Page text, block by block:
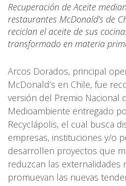
Recuperación de Aceite
restaurantes McDonald’s de
reciclan el aceite de sus
transformado en materia
Arcos Dorados, principal
McDonald’s en Chile, fue
versión del Premio Nacional
Medioambiente entregado
Recyclápolis, el cual busca
empresas, instituciones y/o
desarrollen proyectos que
reduzcan las externalidades
promuevan las nuevas